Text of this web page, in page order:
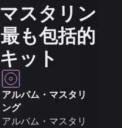
スタリン
も包括的
ット
アルバム・マスタリ
ング
アルバム・マスタリ